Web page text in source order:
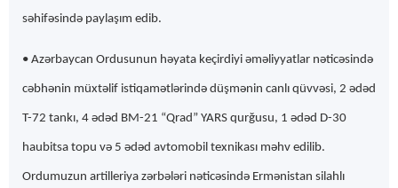
səhifəsində paylaşım edib.
• Azərbaycan Ordusunun həyata keçirdiyi əməliyyatlar nəticəsində
cəbhənin müxtəlif istiqamətlərində düşmənin canlı qüvvəsi, 2 ədəd
T-72 tankı, 4 ədəd BM-21 “Qrad” YARS qurğusu, 1 ədəd D-30
haubitsa topu və 5 ədəd avtomobil texnikası məhv edilib.
Ordumuzun artilleriya zərbələri nəticəsində Ermənistan silahlı